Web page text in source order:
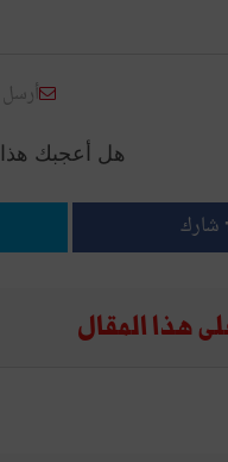
هل أعجبك
شارك
هذا المقال